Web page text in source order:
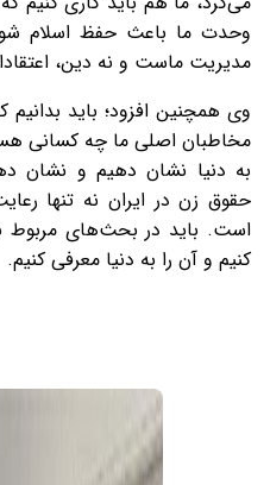
وحدت ما باعث حفظ اسلام
مدیریت ماست و نه دین،
وی همچنین افزود؛ باید
مخاطبان اصلی ما چه کسانی
به دنیا نشان دهیم و نشان
حقوق زن در ایران نه تنها
است. باید در بحث‌های مربوط
کنیم و آن را به دنیا معرفی کنیم.